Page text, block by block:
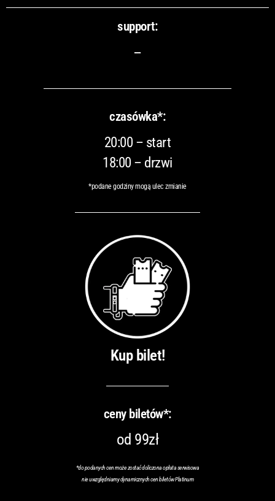
support:
–
czasówka*:
20:00 – start
18:00 – drzwi
*podane godziny mogą ulec zmianie
Kup bilet!
ceny biletów*:
od 99zł
*do podanych cen może zostać doliczona opłata serwisowa
nie uwzględniamy dynamicznych cen biletów Platinum